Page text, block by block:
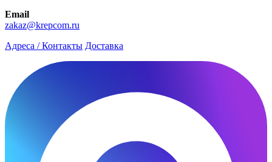
Email
zakaz@krepcom.ru
Адреса / Контакты Доставка